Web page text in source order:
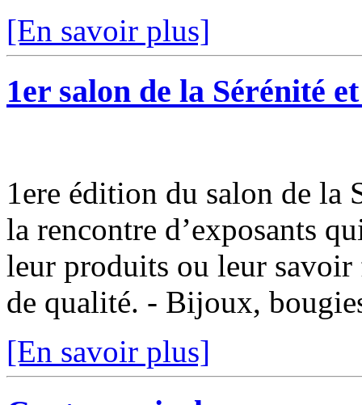
[En savoir plus]
1er salon de la Sérénité
1ere édition du salon de la
la rencontre d’exposants
leur produits ou leur savoir
de qualité. - Bijoux,
[En savoir plus]